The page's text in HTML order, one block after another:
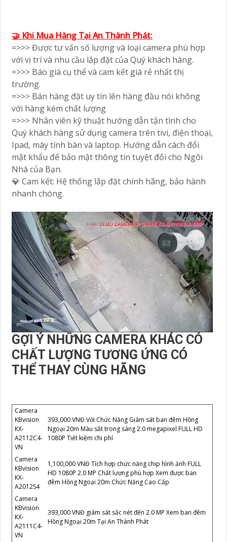
🤝 Khi Mua Hàng Tại An Thành Phát:
=>>> Được tư vấn số lượng và loại camera phù hợp
với vị trí và nhu cầu lắp đặt của Quý khách hàng.
=>>> Báo giá cụ thể và cam kết giá rẻ nhất thị
trường.
=>>> Bán hàng đặt uy tín lên hàng đầu nói không
với hàng kém chất lượng
=>>> Nhân viên kỹ thuật hướng dẫn tận tình cho
Quý khách hàng sử dụng camera trên tivi, điện thoại,
Ipad, máy tính bàn và laptop. Hướng dẫn cách đổi
mật khẩu để bảo mật thông tin tuyệt đối cho Ngôi
Nhà của Bạn.
💎 Cam kết: Hệ thống lắp đặt chính hãng, bảo hành
nhanh chóng.
GỢI Ý NHỮNG CAMERA KHÁC CÓ
CHẤT LƯỢNG TƯƠNG ỨNG CÓ
THỂ THAY CÙNG HÃNG
Camera
KBvision
KX-
A2112C4-
VN
393,000 VNĐ Với Chức Năng Giám sát ban đêm Hồng
Ngoại 20m Màu sắt trong sáng 2.0 megapixel FULL HD
1080P Tiết kiệm chi phí
Camera
KBvision
KX-
A2012S4
1,100,000 VNĐ Tích hợp chức năng chip hình ảnh FULL
HD 1080P 2.0 MP Chất lượng phù hợp Xem được ban
đêm Hồng Ngoại 20m Chức Năng Cao Cấp
Camera
KBvision
KX-
A2111C4-
VN
393,000 VNĐ giám sát sắc nét đến 2.0 MP Xem ban đêm
Hồng Ngoại 20m Tại An Thành Phát